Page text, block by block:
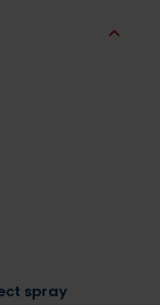
spray